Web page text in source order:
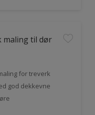
maling til dør
for treverk
god dekkevne